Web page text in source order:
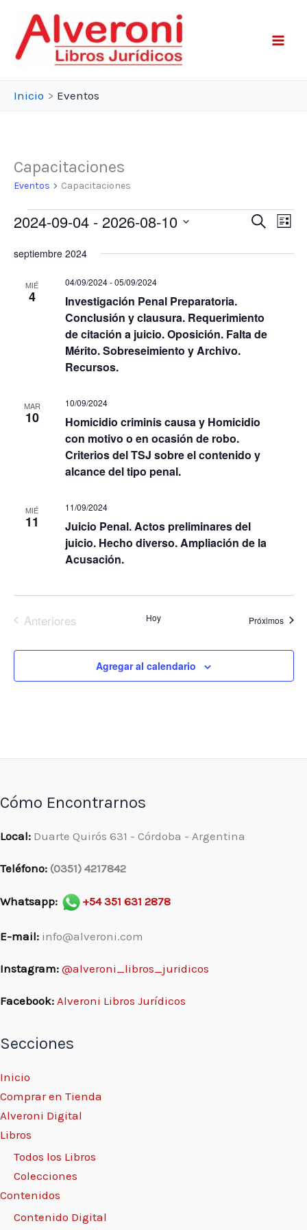
contenido
Inicio Eventos
Capacitaciones
Eventos Capacitaciones
Eventos
Eventos
Buscar
Lista
2024-09-04 - 2026-08-10
date.
septiembre 2024
MIÉ
4
Investigación Penal Preparatoria.
Conclusión y clausura. Requerimiento
de citación a juicio. Oposición. Falta de
Mérito. Sobreseimiento y Archivo.
Recursos.
04/09/2024-05/09/2024
MAR
10
Homicidio criminis causa y Homicidio
con motivo o en ocasión de robo.
Criterios del TSJ sobre el contenido y
alcance del tipo penal.
10/09/2024
MIÉ
11
Juicio Penal. Actos preliminares del
juicio. Hecho diverso. Ampliación de la
Acusación.
11/09/2024
Eventos
Anteriores Hoy Próximos
Agregar al calendario
Cómo Encontrarnos
Local: Duarte Quirós 631 - Córdoba - Argentina
Teléfono: (0351) 4217842
Whatsapp: +54 351 631 2878
E-mail: info@alveroni.com
Instagram: @alveroni_libros_juridicos
Facebook: Alveroni Libros Jurídicos
Secciones
Inicio
Comprar en Tienda
Alveroni Digital
Libros
Todos los Libros
Colecciones
Contenidos
Contenido Digital